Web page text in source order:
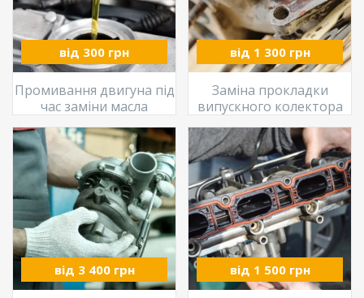
від 300 грн
Промивання двигуна під
час заміни масла
від 1 300 грн
Заміна прокладки
випускного колектора
від 3 400 грн від 1 500 грн